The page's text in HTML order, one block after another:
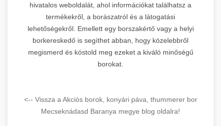
hivatalos weboldalát, ahol információkat találhatsz a
termékekről, a borászatról és a látogatási
lehetőségekről. Emellett egy borszakértő vagy a helyi
borkereskedő is segíthet abban, hogy közelebbről
megismerd és kóstold meg ezeket a kiváló minőségű
borokat.
<-- Vissza a Akciós borok, konyári páva, thummerer bor
Mecseknádasd Baranya megye blog oldalra!